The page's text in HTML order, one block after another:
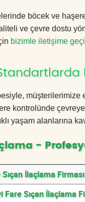
böcek ve
ve çevre dostu
bizimle iletişime
kontrolünde
yaşam alanlarına
-
İlaçlama
Fare Sıçan İlaçlama